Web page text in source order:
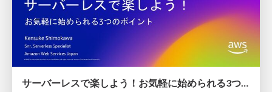
サーバーレスで楽しよう！お気軽に始められる3つのポイント / Have fun with Serverless!